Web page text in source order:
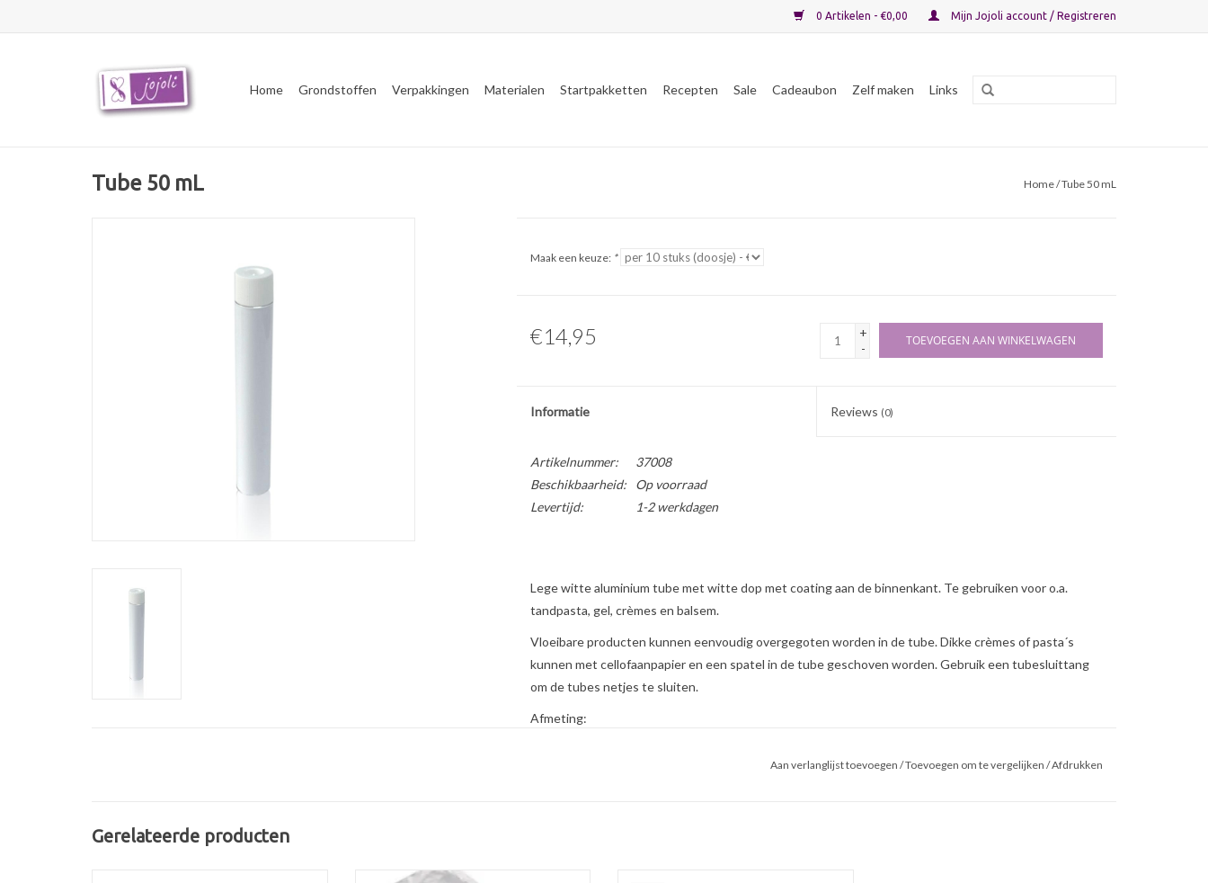
0 Artikelen - €0,00 Mijn Jojoli account / Registreren
Home Grondstoffen Verpakkingen Materialen Startpakketten Recepten Sale Cadeaubon Zelf maken Links
Tube 50 mL Home/ Tube 50 mL
Maak een keuze: *
€14,95
+
-
TOEVOEGEN AAN WINKELWAGEN
Informatie Reviews (0)
Artikelnummer:
37008
Beschikbaarheid:
Op voorraad
Levertijd:
1-2 werkdagen
Lege witte aluminium tube met witte dop met coating aan de binnenkant. Te gebruiken voor o.a.
tandpasta, gel, crèmes en balsem.
Vloeibare producten kunnen eenvoudig overgegoten worden in de tube. Dikke crèmes of pasta´s
kunnen met cellofaanpapier en een spatel in de tube geschoven worden. Gebruik een tubesluittang
om de tubes netjes te sluiten.
Afmeting:
Inhoud: 30-50 mL (afhankelijk van de gebruikte lengte)
Aan verlanglijst toevoegen /Toevoegen om te vergelijken /Afdrukken
Gerelateerde producten
Cellofaanvelletje om een tube met een